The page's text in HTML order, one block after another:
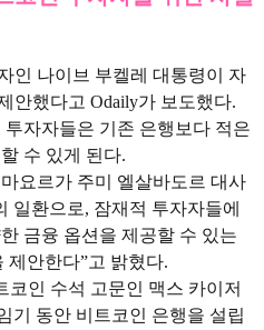
인 나이브 부켈레 대통령이 자
안했다고 Odaily가 보도했다.
자자들은 기존 은행보다 적은
수 있게 된다.
요르가 주미 엘살바도르 대사
일환으로, 잠재적 투자자들에
금융 옵션을 제공할 수 있는
제안한다”고 밝혔다.
코인 수석 고문인 맥스 카이저
기 동안 비트코인 은행을 설립